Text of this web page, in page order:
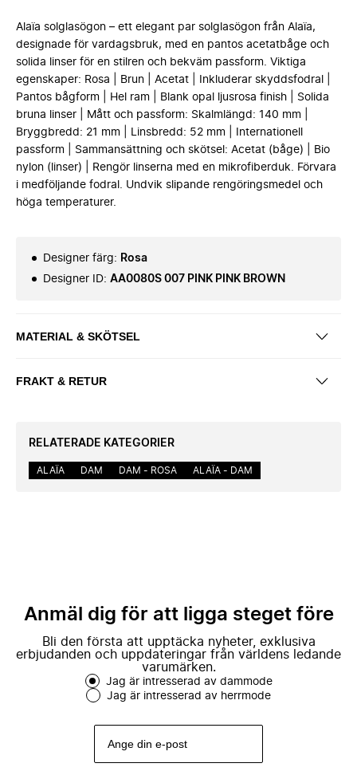
Alaïa solglasögon – ett elegant par solglasögon från Alaïa,
designade för vardagsbruk, med en pantos acetatbåge och
solida linser för en stilren och bekväm passform. Viktiga
egenskaper: Rosa | Brun | Acetat | Inkluderar skyddsfodral |
Pantos bågform | Hel ram | Blank opal ljusrosa finish | Solida
bruna linser | Mått och passform: Skalmlängd: 140 mm |
Bryggbredd: 21 mm | Linsbredd: 52 mm | Internationell
passform | Sammansättning och skötsel: Acetat (båge) | Bio
nylon (linser) | Rengör linserna med en mikrofiberduk. Förvara
i medföljande fodral. Undvik slipande rengöringsmedel och
höga temperaturer.
Designer färg: Rosa
Designer ID: AA0080S 007 PINK PINK BROWN
MATERIAL & SKÖTSEL
FRAKT & RETUR
RELATERADE KATEGORIER
ALAÏA DAM DAM - ROSA ALAÏA - DAM
Anmäl dig för att ligga steget före
Bli den första att upptäcka nyheter, exklusiva
erbjudanden och uppdateringar från världens ledande
varumärken.
Jag är intresserad av dammode
Jag är intresserad av herrmode